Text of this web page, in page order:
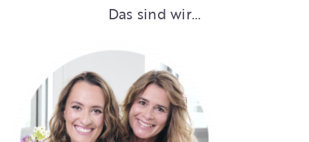
Das sind wir…